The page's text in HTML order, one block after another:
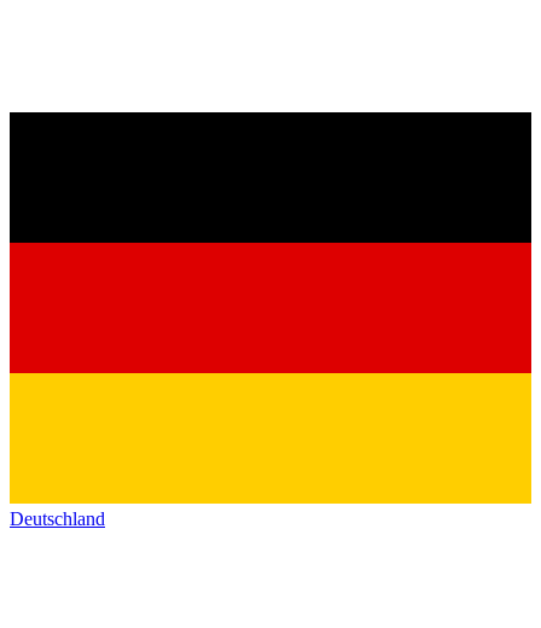
Deutschland